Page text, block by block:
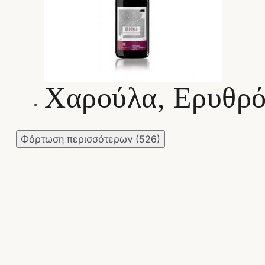
Χαρούλα,
Φόρτωση περισσότερων (526)